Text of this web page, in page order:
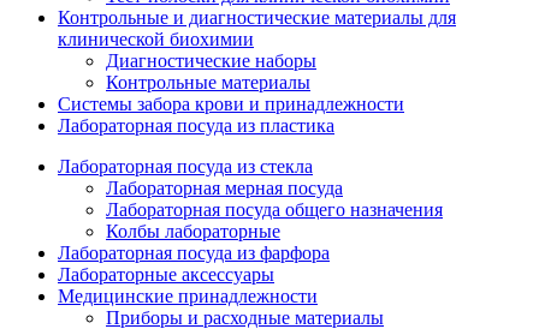
Контрольные и диагностические материалы для
клинической биохимии
Диагностические наборы
Контрольные материалы
Системы забора крови и принадлежности
Лабораторная посуда из пластика
Лабораторная посуда из стекла
Лабораторная мерная посуда
Лабораторная посуда общего назначения
Колбы лабораторные
Лабораторная посуда из фарфора
Лабораторные аксессуары
Медицинские принадлежности
Приборы и расходные материалы